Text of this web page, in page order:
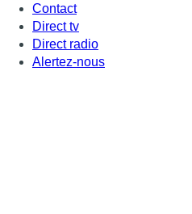
Contact
Direct tv
Direct radio
Alertez-nous